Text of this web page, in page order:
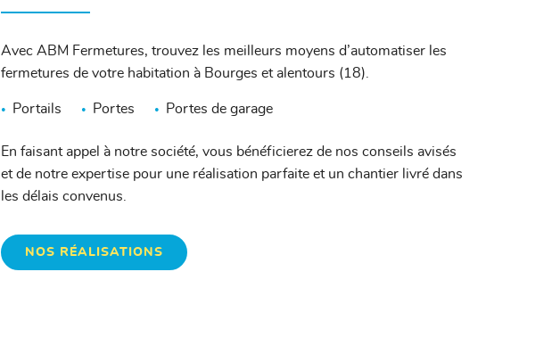
Avec ABM Fermetures, trouvez les meilleurs moyens d’automatiser les
fermetures de votre habitation à Bourges et alentours (18).
Portails Portes Portes de garage
En faisant appel à notre société, vous bénéficierez de nos conseils avisés
et de notre expertise pour une réalisation parfaite et un chantier livré dans
les délais convenus.
NOS RÉALISATIONS